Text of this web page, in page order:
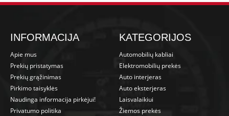
INFORMACIJA
Apie mus
Prekių pristatymas
Prekių grąžinimas
Pirkimo taisyklės
Naudinga informacija pirkėjui!
Privatumo politika
KATEGORIJOS
Automobilių kabliai
Elektromobilių prekės
Auto interjeras
Auto eksterjeras
Laisvalaikiui
Žiemos prekės